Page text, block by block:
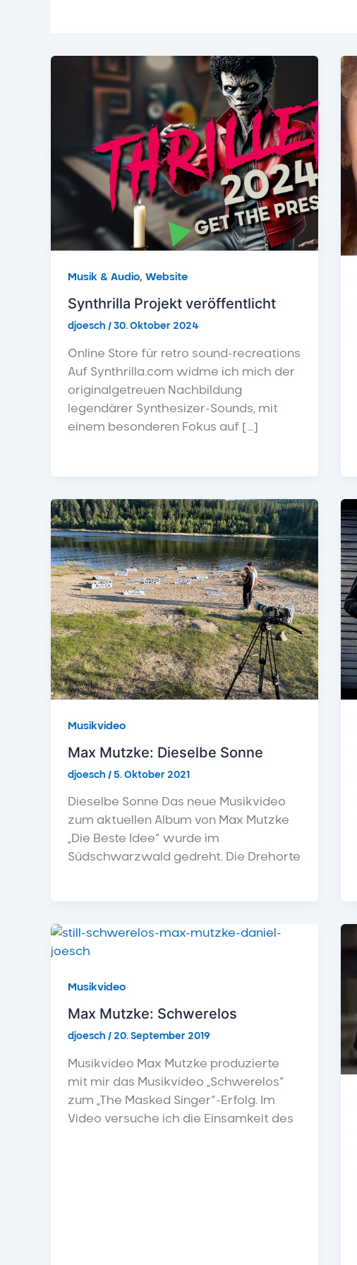
Musik & Audio, Website
Synthrilla Projekt veröffentlicht
djoesch / 30. Oktober 2024
Online Store für retro sound-recreations
Auf Synthrilla.com widme ich mich der
originalgetreuen Nachbildung
legendärer Synthesizer-Sounds, mit
einem besonderen Fokus auf […]
Musikvideo
Max Mutzke: Dieselbe Sonne
djoesch / 5. Oktober 2021
Dieselbe Sonne Das neue Musikvideo
zum aktuellen Album von Max Mutzke
„Die Beste Idee“ wurde im
Südschwarzwald gedreht. Die Drehorte
Musikvideo
Max Mutzke: Schwerelos
djoesch / 20. September 2019
Musikvideo Max Mutzke produzierte
mit mir das Musikvideo „Schwerelos“
zum „The Masked Singer“-Erfolg. Im
Video versuche ich die Einsamkeit des